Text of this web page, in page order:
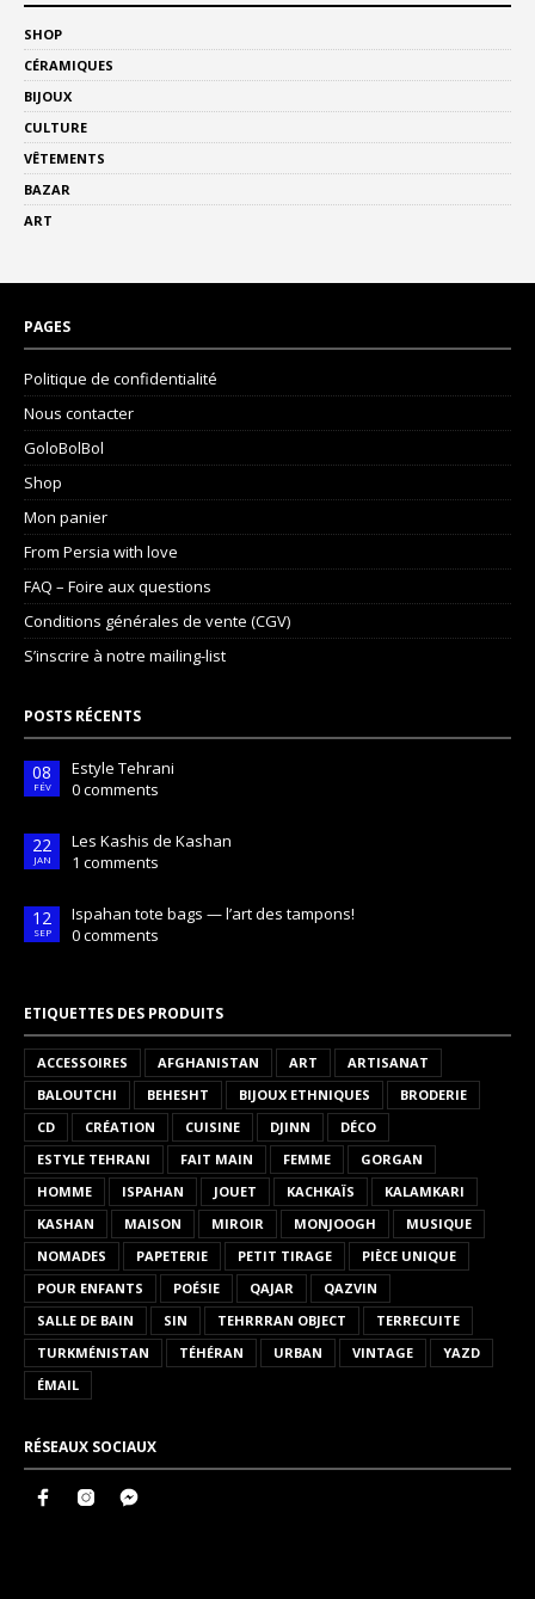
SHOP
CÉRAMIQUES
BIJOUX
CULTURE
VÊTEMENTS
BAZAR
ART
PAGES
Politique de confidentialité
Nous contacter
GoloBolBol
Shop
Mon panier
From Persia with love
FAQ – Foire aux questions
Conditions générales de vente (CGV)
S’inscrire à notre mailing-list
POSTS RÉCENTS
08
FÉV
Estyle Tehrani
0 comments
22
JAN
Les Kashis de Kashan
1 comments
12
SEP
Ispahan tote bags — l’art des tampons!
0 comments
ETIQUETTES DES PRODUITS
ACCESSOIRES AFGHANISTAN ART
ARTISANAT
BALOUTCHI
BEHESHT BIJOUX ETHNIQUES
BRODERIE
CD
CRÉATION CUISINE DJINN
DÉCO
ESTYLE TEHRANI
FAIT MAIN FEMME
GORGAN
HOMME
ISPAHAN JOUET KACHKAÏS
KALAMKARI
KASHAN
MAISON MIROIR MONJOOGH
MUSIQUE
NOMADES
PAPETERIE PETIT TIRAGE
PIÈCE UNIQUE
POUR ENFANTS
POÉSIE QAJAR
QAZVIN
SALLE DE BAIN
SIN TEHRRRAN OBJECT
TERRECUITE
TURKMÉNISTAN
TÉHÉRAN URBAN VINTAGE
YAZD
ÉMAIL
RÉSEAUX SOCIAUX